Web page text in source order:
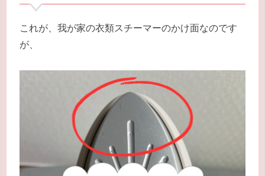
これが、我が家の衣類スチーマーのかけ面なのです
が、